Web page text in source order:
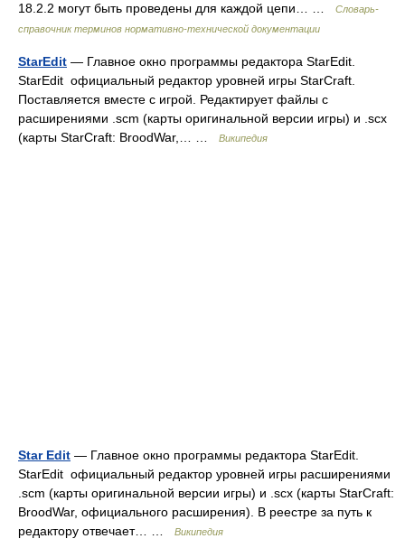
18.2.2 могут быть проведены для каждой цепи… …
Словарь-
справочник терминов нормативно-технической документации
StarEdit — Главное окно программы редактора StarEdit.
StarEdit официальный редактор уровней игры StarCraft.
Поставляется вместе с игрой. Редактирует файлы с
расширениями .scm (карты оригинальной версии игры) и .scx
(карты StarCraft: BroodWar,… …
Википедия
Star Edit — Главное окно программы редактора StarEdit.
StarEdit официальный редактор уровней игры расширениями
.scm (карты оригинальной версии игры) и .scx (карты StarCraft:
BroodWar, официального расширения). В реестре за путь к
редактору отвечает… …
Википедия